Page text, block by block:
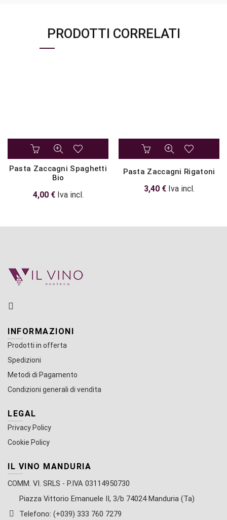
PRODOTTI CORRELATI
Pasta Zaccagni Spaghetti
Bio
4,00 € Iva incl.
Pasta Zaccagni Rigatoni
3,40 € Iva incl.
INFORMAZIONI
Prodotti in offerta
Spedizioni
Metodi di Pagamento
Condizioni generali di vendita
LEGAL
Privacy Policy
Cookie Policy
IL VINO MANDURIA
COMM. VI. SRLS - P.IVA 03114950730
Piazza Vittorio Emanuele II, 3/b 74024 Manduria (Ta)
Telefono: (+039) 333 760 7279